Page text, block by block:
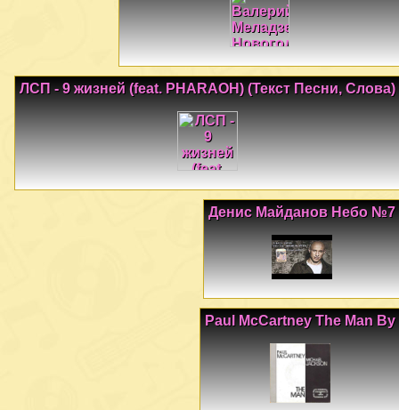
ЛСП - 9 жизней (feat. PHARAOH) (Текст Песни, Слова)
Денис Майданов Небо №7
Paul McCartney The Man By